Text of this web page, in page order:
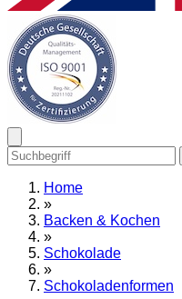
Home
»
Backen & Kochen
»
Schokolade
»
Schokoladenformen